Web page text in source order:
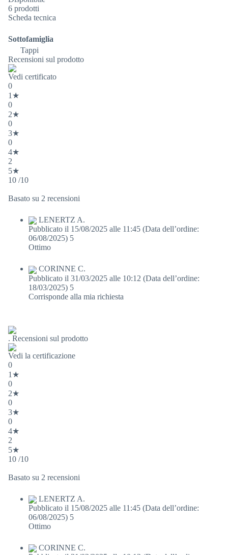
6 prodotti
Scheda tecnica
Sottofamiglia
Tappi
Recensioni sul prodotto
Vedi certificato
0
1★
0
2★
0
3★
0
4★
2
5★
10 /10
Basato su 2 recensioni
LENERTZ A.
Pubblicato il 15/08/2025 alle 11:45 (Data dell’ordine:
06/08/2025) 5
Ottimo
CORINNE C.
Pubblicato il 31/03/2025 alle 10:12 (Data dell’ordine:
18/03/2025) 5
Corrisponde alla mia richiesta
. Recensioni sul prodotto
Vedi la certificazione
0
1★
0
2★
0
3★
0
4★
2
5★
10 /10
Basato su 2 recensioni
LENERTZ A.
Pubblicato il 15/08/2025 alle 11:45 (Data dell’ordine:
06/08/2025) 5
Ottimo
CORINNE C.